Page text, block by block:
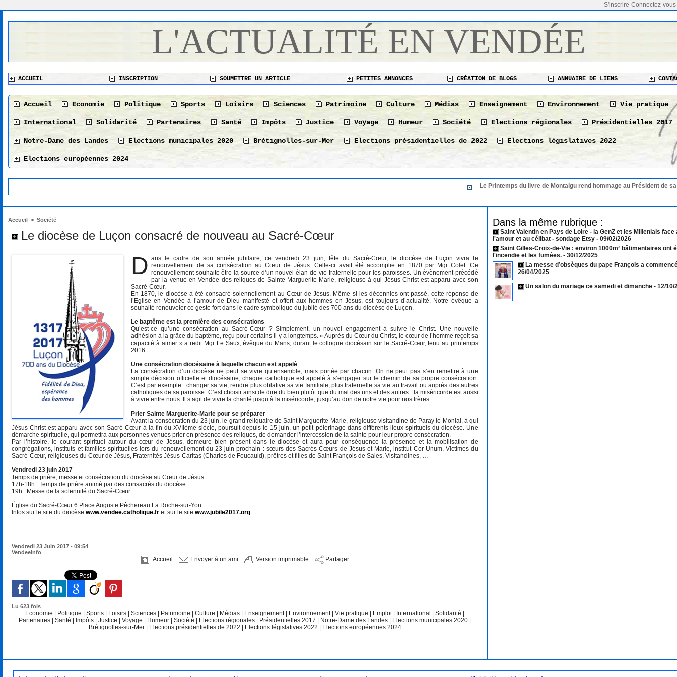
Connectez-vous
S'inscrire
L'ACTUALITÉ EN VENDÉE
ACCUEIL INSCRIPTION SOUMETTRE UN ARTICLE PETITES ANNONCES CRÉATION DE BLOGS ANNUAIRE DE LIENS
Accueil Economie Politique Sports Loisirs Sciences Patrimoine Culture Médias Enseignement Environnement Vie pratique
International Solidarité Partenaires Santé Impôts Justice Voyage Humeur Société Elections régionales Présidentielles 2017
Notre-Dame des Landes Elections municipales 2020 Brétignolles-sur-Mer Elections présidentielles de 2022 Elections législatives 2022
Elections européennes 2024
Le Printemps du livre de Montaigu rend hommage au Président de sa 36
Accueil > Société
Le diocèse de Luçon consacré de nouveau au Sacré-Cœur
D ans le cadre de son année jubilaire, ce vendredi 23 juin, fête du Sacré-Cœur, le diocèse de Luçon vivra le
renouvellement de sa consécration au Cœur de Jésus. Celle-ci avait été accomplie en 1870 par Mgr Colet. Ce
renouvellement souhaite être la source d’un nouvel élan de vie fraternelle pour les paroisses. Un évènement précédé
par la venue en Vendée des reliques de Sainte Marguerite-Marie, religieuse à qui Jésus-Christ est apparu avec son
Sacré-Cœur.
En 1870, le diocèse a été consacré solennellement au Cœur de Jésus. Même si les décennies ont passé, cette réponse de
l’Eglise en Vendée à l’amour de Dieu manifesté et offert aux hommes en Jésus, est toujours d’actualité. Notre évêque a
souhaité renouveler ce geste fort dans le cadre symbolique du jubilé des 700 ans du diocèse de Luçon.
Le baptême est la première des consécrations
Qu’est-ce qu’une consécration au Sacré-Cœur ? Simplement, un nouvel engagement à suivre le Christ. Une nouvelle
adhésion à la grâce du baptême, reçu pour certains il y a longtemps. « Auprès du Cœur du Christ, le cœur de l’homme reçoit sa
capacité à aimer » a redit Mgr Le Saux, évêque du Mans, durant le colloque diocésain sur le Sacré-Cœur, tenu au printemps
2016.
Une consécration diocésaine à laquelle chacun est appelé
La consécration d’un diocèse ne peut se vivre qu’ensemble, mais portée par chacun. On ne peut pas s’en remettre à une
simple décision officielle et diocésaine, chaque catholique est appelé à s’engager sur le chemin de sa propre consécration.
C’est par exemple : changer sa vie, rendre plus oblative sa vie familiale, plus fraternelle sa vie au travail ou auprès des autres
catholiques de sa paroisse. C’est choisir ainsi de dire du bien plutôt que du mal des uns et des autres : la miséricorde est aussi
à vivre entre nous. Il s’agit de vivre la charité jusqu’à la miséricorde, jusqu’au don de notre vie pour nos frères.
Prier Sainte Marguerite-Marie pour se préparer
Avant la consécration du 23 juin, le grand reliquaire de Saint Marguerite-Marie, religieuse visitandine de Paray le Monial, à qui
Jésus-Christ est apparu avec son Sacré-Cœur à la fin du XVIIème siècle, poursuit depuis le 15 juin, un petit pèlerinage dans différents lieux spirituels du diocèse. Une
démarche spirituelle, qui permettra aux personnes venues prier en présence des reliques, de demander l’intercession de la sainte pour leur propre consécration.
Par l’histoire, le courant spirituel autour du cœur de Jésus, demeure bien présent dans le diocèse et aura pour conséquence la présence et la mobilisation de
congrégations, instituts et familles spirituelles lors du renouvellement du 23 juin prochain : sœurs des Sacrés Cœurs de Jésus et Marie, institut Cor-Unum, Victimes du
Sacré-Cœur, religieuses du Cœur de Jésus, Fraternités Jésus-Caritas (Charles de Foucauld), prêtres et filles de Saint François de Sales, Visitandines, …
Vendredi 23 juin 2017
Temps de prière, messe et consécration du diocèse au Cœur de Jésus.
17h-18h : Temps de prière animé par des consacrés du diocèse
19h : Messe de la solennité du Sacré-Cœur
Église du Sacré-Cœur 6 Place Auguste Pêchereau La Roche-sur-Yon
Infos sur le site du diocèsewww.vendee.catholique.fret sur le sitewww.jubile2017.org
Vendredi 23 Juin 2017 - 09:54
Vendeeinfo
Accueil Envoyer à un ami Version imprimable Partager
Lu 623 fois
Economie Politique |Sports Loisirs |Sciences Patrimoine |Culture Médias Enseignement Environnement |Vie pratique Emploi International |Solidarité
Partenaires
|Santé Impôts |Justice |Voyage Humeur |Société Elections régionales Présidentielles 2017 Notre-Dame des Landes Elections municipales 2020
Brétignolles-sur-Mer
Elections présidentielles de 2022 Elections législatives 2022 Elections européennes 2024
Dans la même rubrique :
Saint Valentin en Pays de Loire - la GenZ et les Millenials face
l'amour et au célibat - sondage Etsy - 09/02/2026
Saint Gilles-Croix-de-Vie : environ 1000m² bâtimentaires ont
l'incendie et les fumées. - 30/12/2025
La messe d’obsèques du pape François a
26/04/2025
Un salon du mariage ce samedi et dimanche - 12/10/